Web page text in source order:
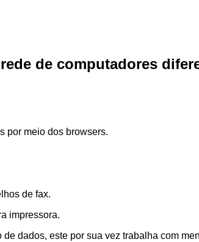
de computadores
por meio dos browsers.
de fax.
impressora.
dados, este por sua vez trabalha com